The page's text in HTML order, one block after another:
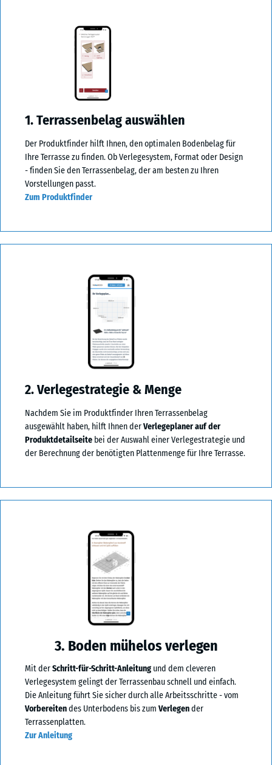
1. Terrassenbelag auswählen
Der Produktfinder hilft Ihnen, den optimalen Bodenbelag für
Ihre Terrasse zu finden. Ob Verlegesystem, Format oder Design
- finden Sie den Terrassenbelag, der am besten zu Ihren
Vorstellungen passt.
Zum Produktfinder
2. Verlegestrategie & Menge
Nachdem Sie im Produktfinder Ihren Terrassenbelag
ausgewählt haben, hilft Ihnen derVerlegeplaner auf der
Produktdetailseite bei der Auswahl einer Verlegestrategie und
der Berechnung der benötigten Plattenmenge für Ihre Terrasse.
3. Boden mühelos verlegen
Mit derSchritt-für-Schritt-Anleitung und dem cleveren
Verlegesystem gelingt der Terrassenbau schnell und einfach.
Die Anleitung führt Sie sicher durch alle Arbeitsschritte - vom
Vorbereitendes Unterbodens bis zum Verlegender
Terrassenplatten.
Zur Anleitung